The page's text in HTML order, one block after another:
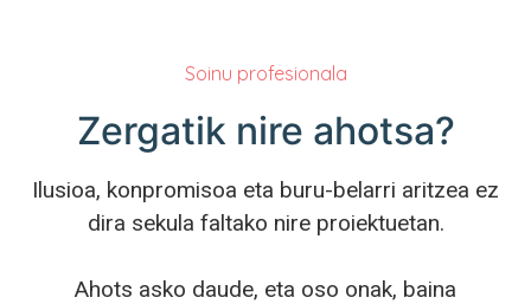
Soinu profesionala
Zergatik nire ahotsa?
Ilusioa, konpromisoa eta buru-belarri aritzea ez
dira sekula faltako nire proiektuetan.
Ahots asko daude, eta oso onak, baina